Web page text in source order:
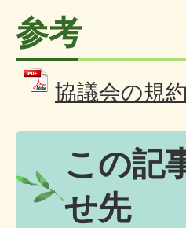
参考
協議会の規
この記
せ先